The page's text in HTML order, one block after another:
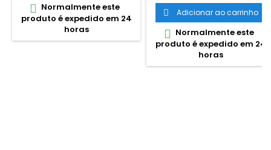
super-mina. Até 5 graus
Madeira certificada
procedente de florestas de
gestão sustentável.
 Normalmente este
produto é expedido em 24
horas
tecidos. Ponta de 0.7 mm,
tempo estimado de
secagem: 2 segundos Ponta
redonda de fibra acrílica,
corpo em aluminio. Tinta
resistente a condições
 Adicionar ao carrinho
 Normalmente este
produto é expedido em 24
horas